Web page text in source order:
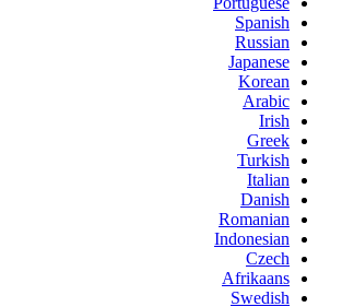
Spanish
Russian
Japanese
Korean
Arabic
Irish
Greek
Turkish
Italian
Danish
Romanian
Indonesian
Czech
Afrikaans
Swedish